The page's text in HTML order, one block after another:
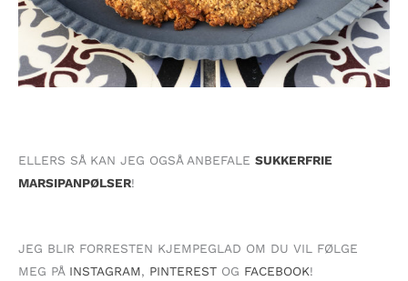
ELLERS SÅ KAN JEG OGSÅ ANBEFALE SUKKERFRIE
MARSIPANPØLSER!
JEG BLIR FORRESTEN KJEMPEGLAD OM DU VIL FØLGE
MEG PÅ INSTAGRAM, PINTEREST OG FACEBOOK!